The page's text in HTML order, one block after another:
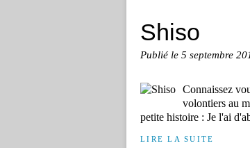
Shiso
Publié le 5 septembre
Connaissez
volontiers au
petite histoire : Je l'ai
LIRE LA SUITE